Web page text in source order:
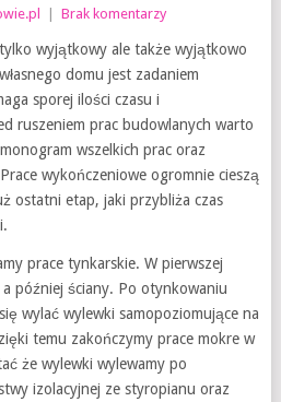
Brak komentarzy
wyjątkowy ale także wyjątkowo
domu jest zadaniem
sporej ilości czasu i
ruszeniem prac budowlanych warto
wszelkich prac oraz
wykończeniowe ogromnie cieszą
ostatni etap, jaki przybliża czas
prace tynkarskie. W pierwszej
później ściany. Po otynkowaniu
wylać wylewki samopoziomujące na
temu zakończymy prace mokre w
że wylewki wylewamy po
izolacyjnej ze styropianu oraz